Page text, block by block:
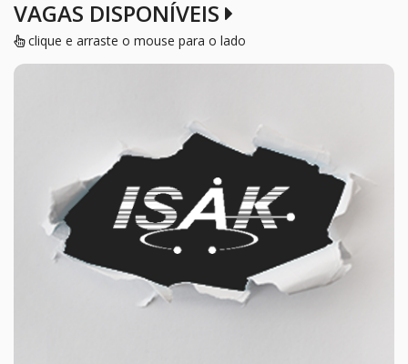
VAGAS DISPONÍVEIS
clique e arraste o mouse para o lado